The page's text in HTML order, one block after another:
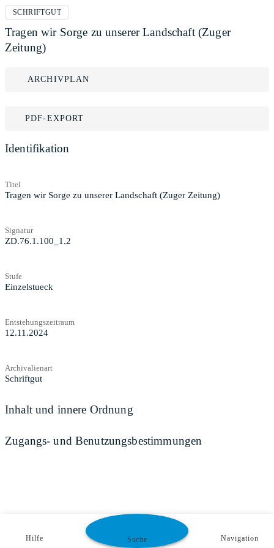
SCHRIFTGUT
Tragen wir Sorge zu unserer Landschaft (Zuger
Zeitung)
ARCHIVPLAN
PDF-EXPORT
Identifikation
Titel
Tragen wir Sorge zu unserer Landschaft (Zuger Zeitung)
Signatur
ZD.76.1.100_1.2
Stufe
Einzelstueck
Entstehungszeitraum
12.11.2024
Archivalienart
Schriftgut
Inhalt und innere Ordnung
Zugangs- und Benutzungsbestimmungen
Hilfe Suche Navigation